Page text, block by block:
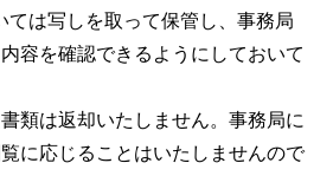
ては写しを取って保管し、事務局
容を確認できるようにしておいて
類は返却いたしません。事務局に
に応じることはいたしませんので